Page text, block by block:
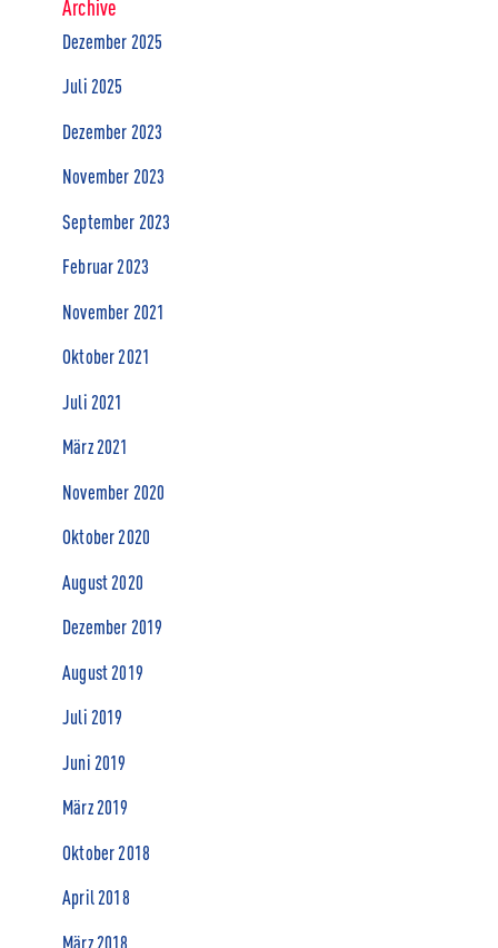
Archive
Dezember 2025
Juli 2025
Dezember 2023
November 2023
September 2023
Februar 2023
November 2021
Oktober 2021
Juli 2021
März 2021
November 2020
Oktober 2020
August 2020
Dezember 2019
August 2019
Juli 2019
Juni 2019
März 2019
Oktober 2018
April 2018
März 2018